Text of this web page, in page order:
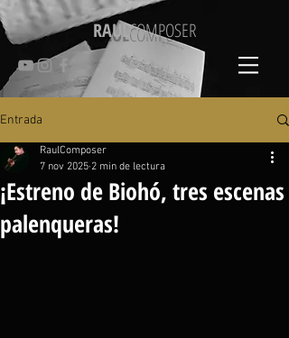
RAULCOMPOSER
Entrada
¡Estreno de Biohó, tres escenas
palenqueras!
RaulComposer
7 nov 2025 2 min de lectura